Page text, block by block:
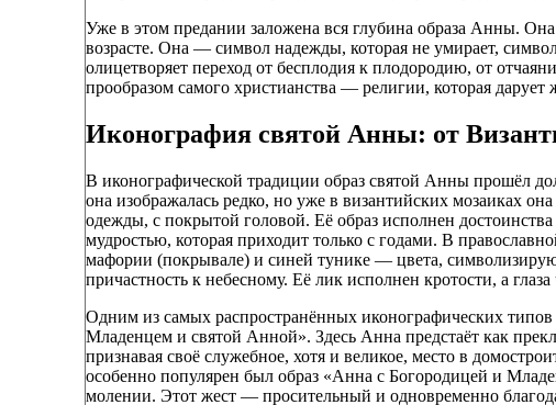
Уже в этом предании заложена вся глубина образа Анны.
возрасте. Она — символ надежды, которая не умирает,
олицетворяет переход от бесплодия к плодородию, от
прообразом самого христианства — религии, которая
Иконография святой Анны: от
В иконографической традиции образ святой Анны прошёл
она изображалась редко, но уже в византийских мозаиках
одежды, с покрытой головой. Её образ исполнен
мудростью, которая приходит только с годами. В
мафории (покрывале) и синей тунике — цвета,
причастность к небесному. Её лик исполнен кротости, а
Одним из самых распространённых иконографических типов
Младенцем и святой Анной». Здесь Анна предстаёт как
признавая своё служебное, хотя и великое, место в
особенно популярен был образ «Анна с Богородицей и
молении. Этот жест — просительный и одновременно